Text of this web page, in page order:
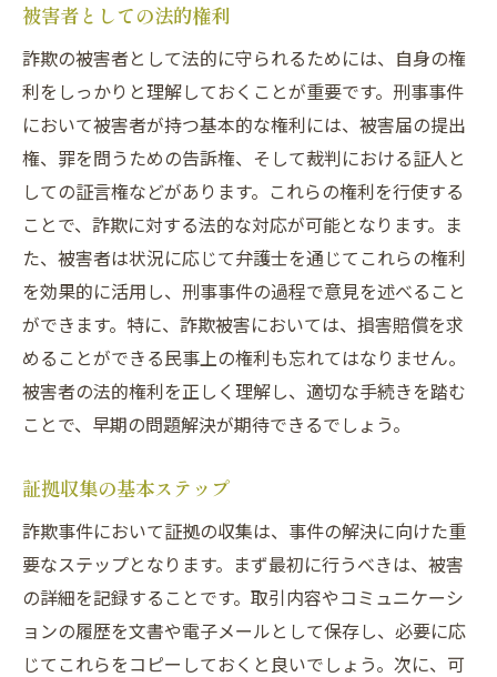
被害者としての法的権利
詐欺の被害者として法的に守られるためには、自身の権
利をしっかりと理解しておくことが重要です。刑事事件
において被害者が持つ基本的な権利には、被害届の提出
権、罪を問うための告訴権、そして裁判における証人と
しての証言権などがあります。これらの権利を行使する
ことで、詐欺に対する法的な対応が可能となります。ま
た、被害者は状況に応じて弁護士を通じてこれらの権利
を効果的に活用し、刑事事件の過程で意見を述べること
ができます。特に、詐欺被害においては、損害賠償を求
めることができる民事上の権利も忘れてはなりません。
被害者の法的権利を正しく理解し、適切な手続きを踏む
ことで、早期の問題解決が期待できるでしょう。
証拠収集の基本ステップ
詐欺事件において証拠の収集は、事件の解決に向けた重
要なステップとなります。まず最初に行うべきは、被害
の詳細を記録することです。取引内容やコミュニケーシ
ョンの履歴を文書や電子メールとして保存し、必要に応
じてこれらをコピーしておくと良いでしょう。次に、可